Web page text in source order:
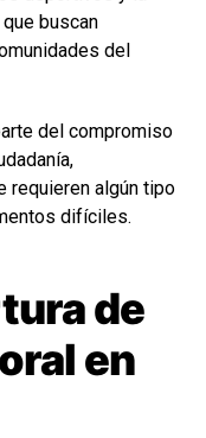
buscan
del
del compromiso
requieren algún tipo
difíciles.
de
en